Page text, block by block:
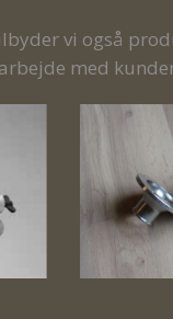
vi også
med